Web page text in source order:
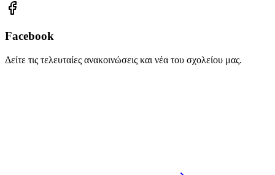
Facebook
Δείτε τις τελευταίες ανακοινώσεις και νέα του σχολείου μας.